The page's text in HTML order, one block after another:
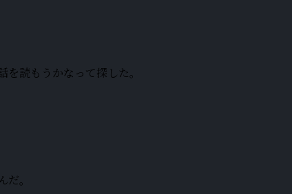
読もうかなって探した。
。